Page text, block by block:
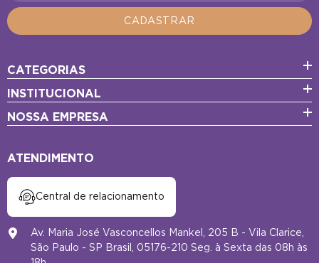
CADASTRAR
CATEGORIAS
INSTITUCIONAL
NOSSA EMPRESA
ATENDIMENTO
Central de relacionamento
Av. Maria José Vasconcellos Mankel, 205 B - Vila Clarice,
São Paulo - SP Brasil, 05176-210 Seg. à Sexta das 08h às
18h